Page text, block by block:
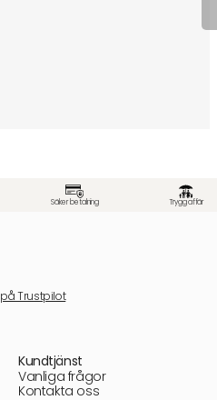
Säker betalning Trygg affär
Trustpilot
Kundtjänst
Vanliga frågor
Kontakta oss